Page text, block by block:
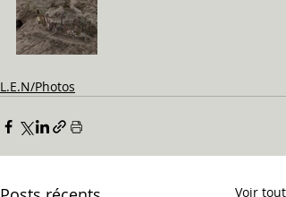
L.E.N/Photos
Voir tout